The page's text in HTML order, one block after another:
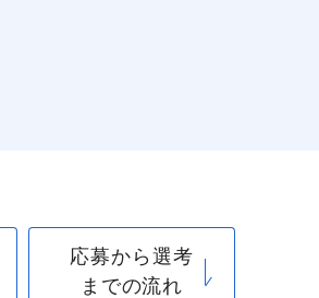
閉じる
応募から選考
までの流れ